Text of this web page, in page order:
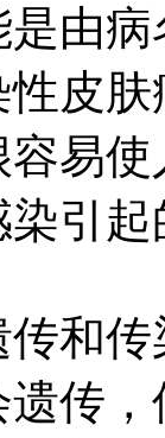
由
皮
易
引
传
传